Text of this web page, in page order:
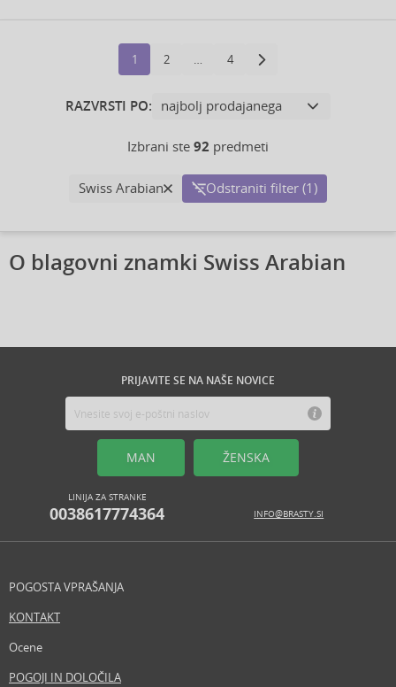
1 2 … 4
RAZVRSTI PO:
Izbrani ste 92 predmeti
Swiss Arabian Odstraniti filter (1)
O blagovni znamki Swiss Arabian
PRIJAVITE SE NA NAŠE NOVICE
MAN ŽENSKA
LINIJA ZA STRANKE
0038617774364 INFO@BRASTY.SI
POGOSTA VPRAŠANJA
KONTAKT
Ocene
POGOJI IN DOLOČILA